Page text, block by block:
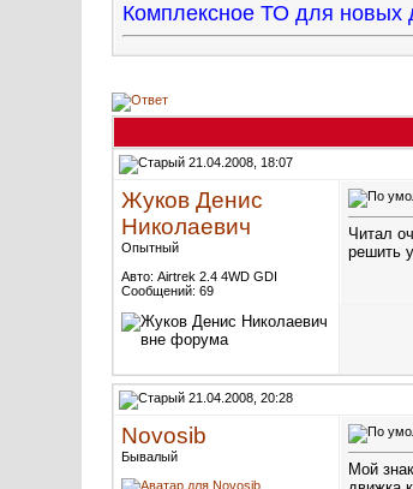
Комплексное ТО для
21.04.2008, 18:07
Жуков Денис
Николаевич
Опытный
Авто: Airtrek 2.4 4WD GDI
Сообщений: 69
Читал
решить
21.04.2008, 20:28
Novosib
Бывалый
Мой